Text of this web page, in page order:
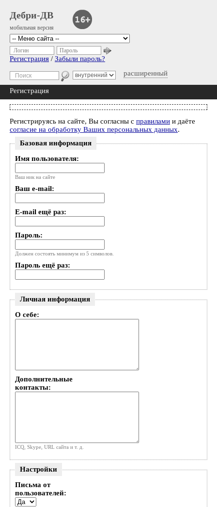
Дебри-ДВ
мобильная версия
расширенный
Логин Пароль
Регистрация / Забыли пароль?
Регистрация
Регистрируясь на сайте, Вы согласны с правилами и даёте
согласие на обработку Ваших персональных данных.
Базовая информация
Имя пользователя:
Ваш ник на сайте
Ваш e-mail:
E-mail ещё раз:
Пароль:
Должен состоять минимум из 5 символов.
Пароль ещё раз:
Личная информация
О себе:
Дополнительные
контакты:
ICQ, Skype, URL сайта и т. д.
Настройки
Письма от
пользователей: